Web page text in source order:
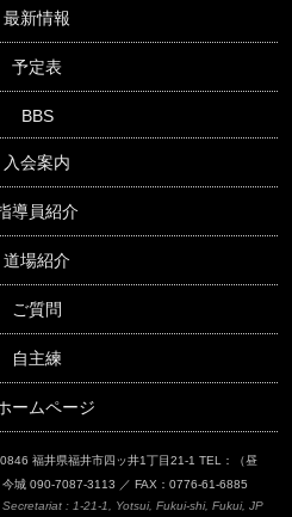
最新情報
予定表
BBS
入会案内
導員紹介
道場紹介
ご質問
自主練
ームページ
福井県福井市四ッ井1丁目21-1 TEL：（昼
城 090-7087-3113 ／ FAX：0776-61-6885
Secretariat : 1-21-1, Yotsui, Fukui-shi, Fukui, JP